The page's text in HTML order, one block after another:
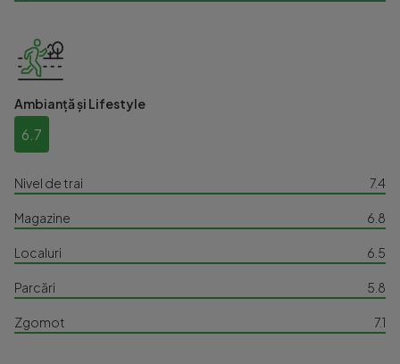
Ambianță și Lifestyle
6.7
Nivel de trai 7.4
Magazine 6.8
Localuri 6.5
Parcări 5.8
Zgomot 7.1